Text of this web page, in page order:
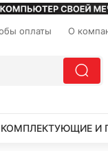
оплаты О
КОМПЛЕКТУЮЩИЕ И